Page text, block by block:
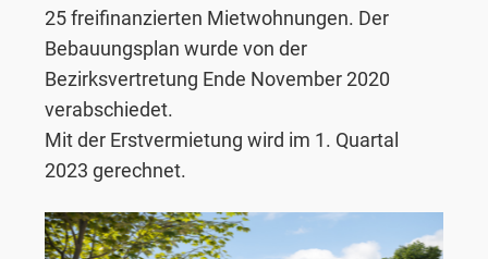
25 freifinanzierten Mietwohnungen. Der
Bebauungsplan wurde von der
Bezirksvertretung Ende November 2020
verabschiedet.
Mit der Erstvermietung wird im 1. Quartal
2023 gerechnet.